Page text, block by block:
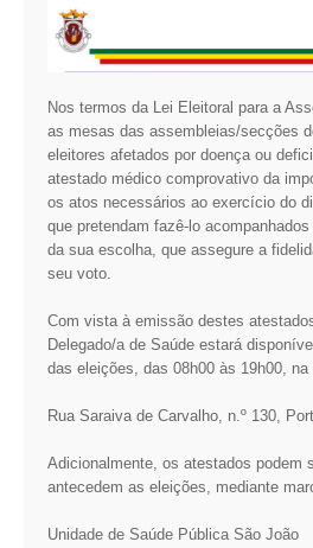
BRASÃO
FOTOS
AUTARQUIA
CONSTITUIÇÃO
PRESIDENTE
EXECUTIVO E PELOUROS
ATAS E DOCUMENTOS DA ASSEMBLEIA
EDITAIS
Nos termos da Lei Eleitoral para a
as mesas das assembleias/secções
eleitores afetados por doença ou
atestado médico comprovativo da
os atos necessários ao exercício do
que pretendam fazê-lo
da sua escolha, que assegure a
seu voto.
Com vista à emissão destes
Delegado/a de Saúde estará
das eleições, das 08h00 às 19h00, na
Rua Saraiva de Carvalho, n.º 130,
Adicionalmente, os atestados podem
antecedem as eleições, mediante
Unidade de Saúde Pública São João